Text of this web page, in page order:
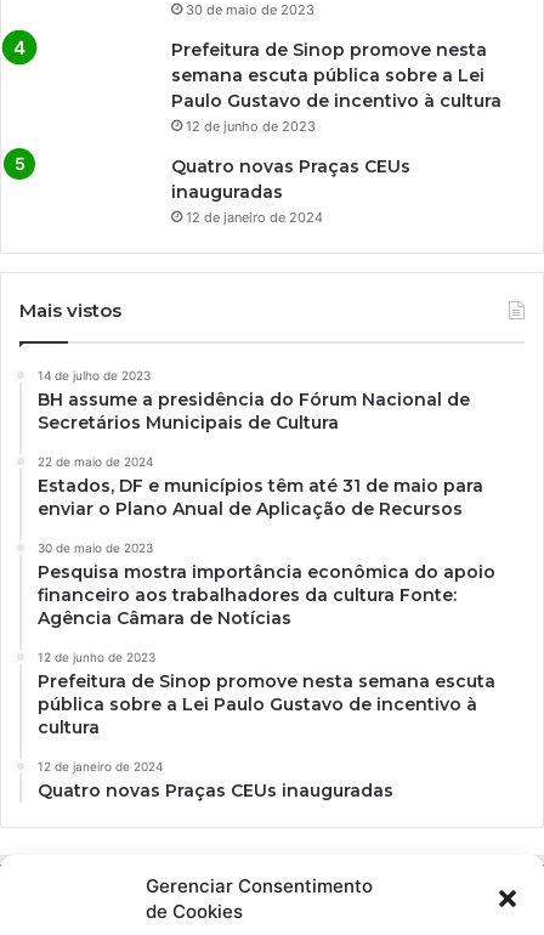
Gerenciar Consentimento
de Cookies
30 de maio de 2023
Prefeitura de Sinop promove nesta
semana escuta pública sobre a Lei
Paulo Gustavo de incentivo à cultura
12 de junho de 2023
Quatro novas Praças CEUs
inauguradas
12 de janeiro de 2024
Mais vistos
14 de julho de 2023
BH assume a presidência do Fórum Nacional de
Secretários Municipais de Cultura
22 de maio de 2024
Estados, DF e municípios têm até 31 de maio para
enviar o Plano Anual de Aplicação de Recursos
30 de maio de 2023
Pesquisa mostra importância econômica do apoio
financeiro aos trabalhadores da cultura Fonte:
Agência Câmara de Notícias
12 de junho de 2023
Prefeitura de Sinop promove nesta semana escuta
pública sobre a Lei Paulo Gustavo de incentivo à
cultura
12 de janeiro de 2024
Quatro novas Praças CEUs inauguradas